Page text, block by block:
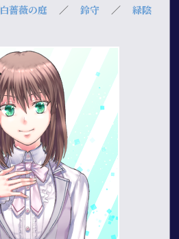
白薔薇の庭 ／鈴守 ／緑陰